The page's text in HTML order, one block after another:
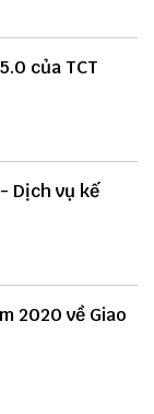
của TCT
Dịch vụ kế
2020 về Giao